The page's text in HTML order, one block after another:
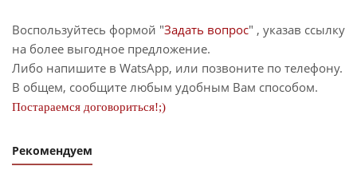
Воспользуйтесь формой "Задать вопрос" , указав ссылку
на более выгодное предложение.
Либо напишите в WatsApp, или позвоните по телефону.
В общем, сообщите любым удобным Вам способом.
Постараемся договориться!;)
Рекомендуем